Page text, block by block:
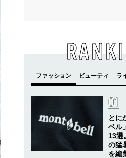
とに
ベル
13選
の猛
を編